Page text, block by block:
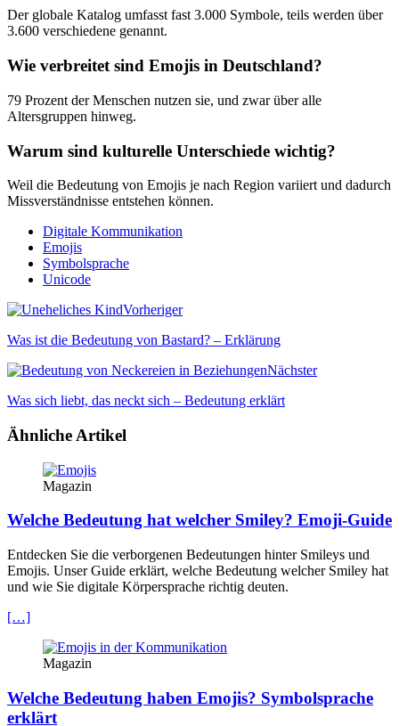
Der globale Katalog umfasst fast 3.000 Symbole, teils werden über
3.600 verschiedene genannt.
Wie verbreitet sind Emojis in Deutschland?
79 Prozent der Menschen nutzen sie, und zwar über alle
Altersgruppen hinweg.
Warum sind kulturelle Unterschiede wichtig?
Weil die Bedeutung von Emojis je nach Region variiert und dadurch
Missverständnisse entstehen können.
Digitale Kommunikation
Emojis
Symbolsprache
Unicode
Vorheriger
Was ist die Bedeutung von Bastard? – Erklärung
Nächster
Was sich liebt, das neckt sich – Bedeutung erklärt
Ähnliche Artikel
Magazin
Welche Bedeutung hat welcher Smiley? Emoji-Guide
Entdecken Sie die verborgenen Bedeutungen hinter Smileys und
Emojis. Unser Guide erklärt, welche Bedeutung welcher Smiley hat
und wie Sie digitale Körpersprache richtig deuten.
[…]
Magazin
Welche Bedeutung haben Emojis? Symbolsprache
erklärt